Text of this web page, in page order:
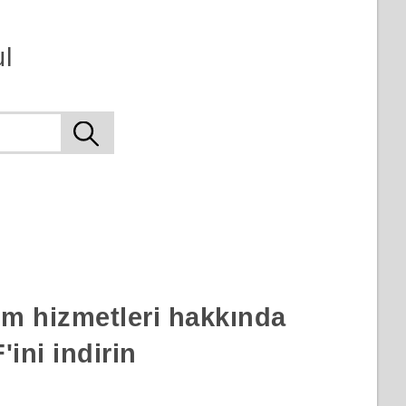
hizmetleri hakkında
indirin